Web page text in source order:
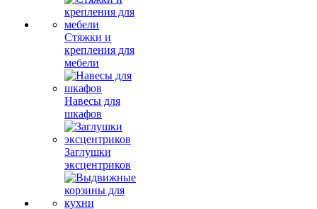
Стяжки и
крепления для
мебели
Навесы для
шкафов
Заглушки
эксцентриков